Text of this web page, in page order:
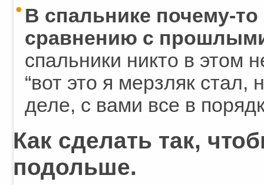
В спальнике почему-
сравнению с
спальники никто в этом
“вот это я мерзляк
деле, с вами все в
Как сделать так,
подольше.